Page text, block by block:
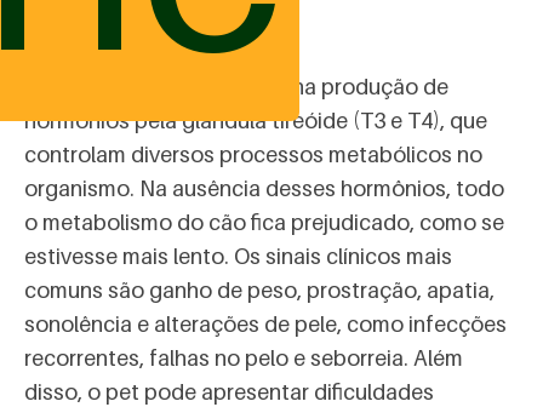
É causada pela diminuição na produção de
hormônios pela glândula tireóide (T3 e T4), que
controlam diversos processos metabólicos no
organismo. Na ausência desses hormônios, todo
o metabolismo do cão fica prejudicado, como se
estivesse mais lento. Os sinais clínicos mais
comuns são ganho de peso, prostração, apatia,
sonolência e alterações de pele, como infecções
recorrentes, falhas no pelo e seborreia. Além
disso, o pet pode apresentar dificuldades